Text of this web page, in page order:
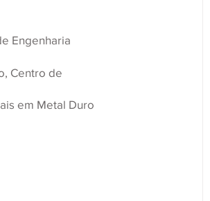
Engenharia
Centro de
em Metal Duro